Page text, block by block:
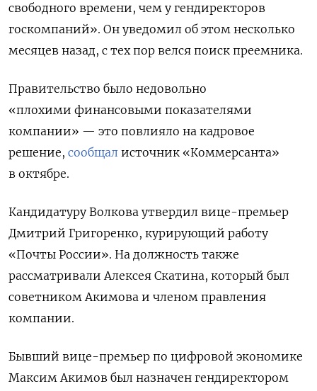
свободного времени, чем у гендиректоров
госкомпаний». Он уведомил об этом несколько
месяцев назад, с тех пор велся поиск преемника.
Правительство было недовольно
«плохими финансовыми показателями
компании» — это повлияло на кадровое
решение, сообщал источник «Коммерсанта»
в октябре.
Кандидатуру Волкова утвердил вице-премьер
Дмитрий Григоренко, курирующий работу
«Почты России». На должность также
рассматривали Алексея Скатина, который был
советником Акимова и членом правления
компании.
Бывший вице-премьер по цифровой экономике
Максим Акимов был назначен гендиректором